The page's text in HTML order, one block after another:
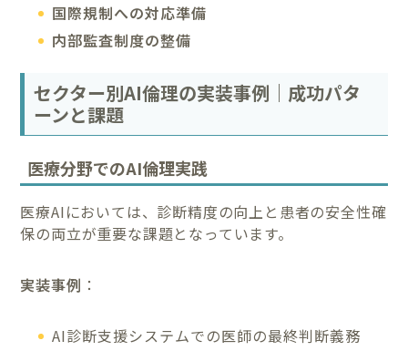
国際規制への対応準備
内部監査制度の整備
セクター別AI倫理の実装事例｜成功パタ
ーンと課題
医療分野でのAI倫理実践
医療AIにおいては、診断精度の向上と患者の安全性確
保の両立が重要な課題となっています。
実装事例 ：
AI診断支援システムでの医師の最終判断義務